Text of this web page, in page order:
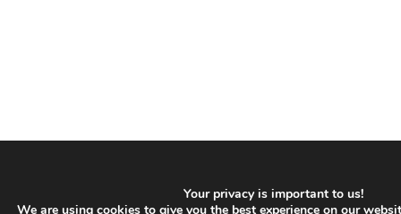
Your privacy is important to us!
We are using cookies to give you the best experience on our